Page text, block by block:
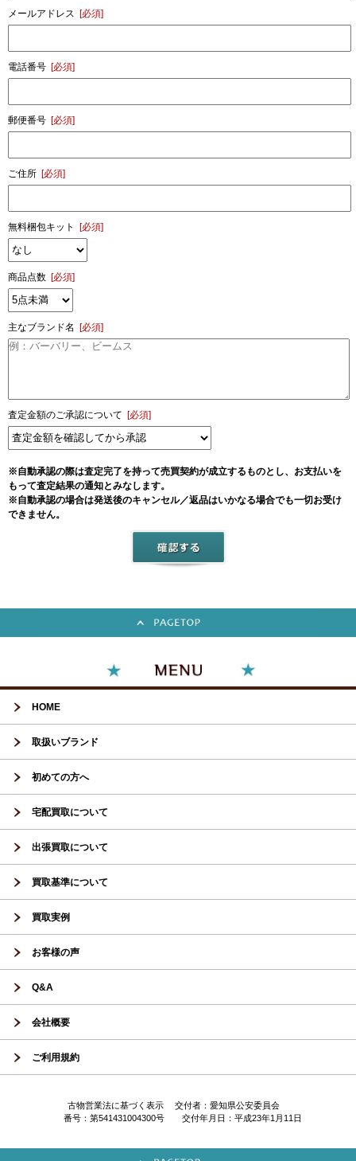
メールアドレス [必須]
電話番号 [必須]
郵便番号 [必須]
ご住所 [必須]
無料梱包キット [必須]
商品点数 [必須]
主なブランド名 [必須]
査定金額のご承認について [必須]
※自動承認の際は査定完了を持って売買契約が成立するものとし、お支払いを
もって査定結果の通知とみなします。
※自動承認の場合は発送後のキャンセル／返品はいかなる場合でも一切お受け
できません。
HOME
取扱いブランド
初めての方へ
宅配買取について
出張買取について
買取基準について
買取実例
お客様の声
Q&A
会社概要
ご利用規約
古物営業法に基づく表示 交付者：愛知県公安委員会
番号：第541431004300号 交付年月日：平成23年1月11日